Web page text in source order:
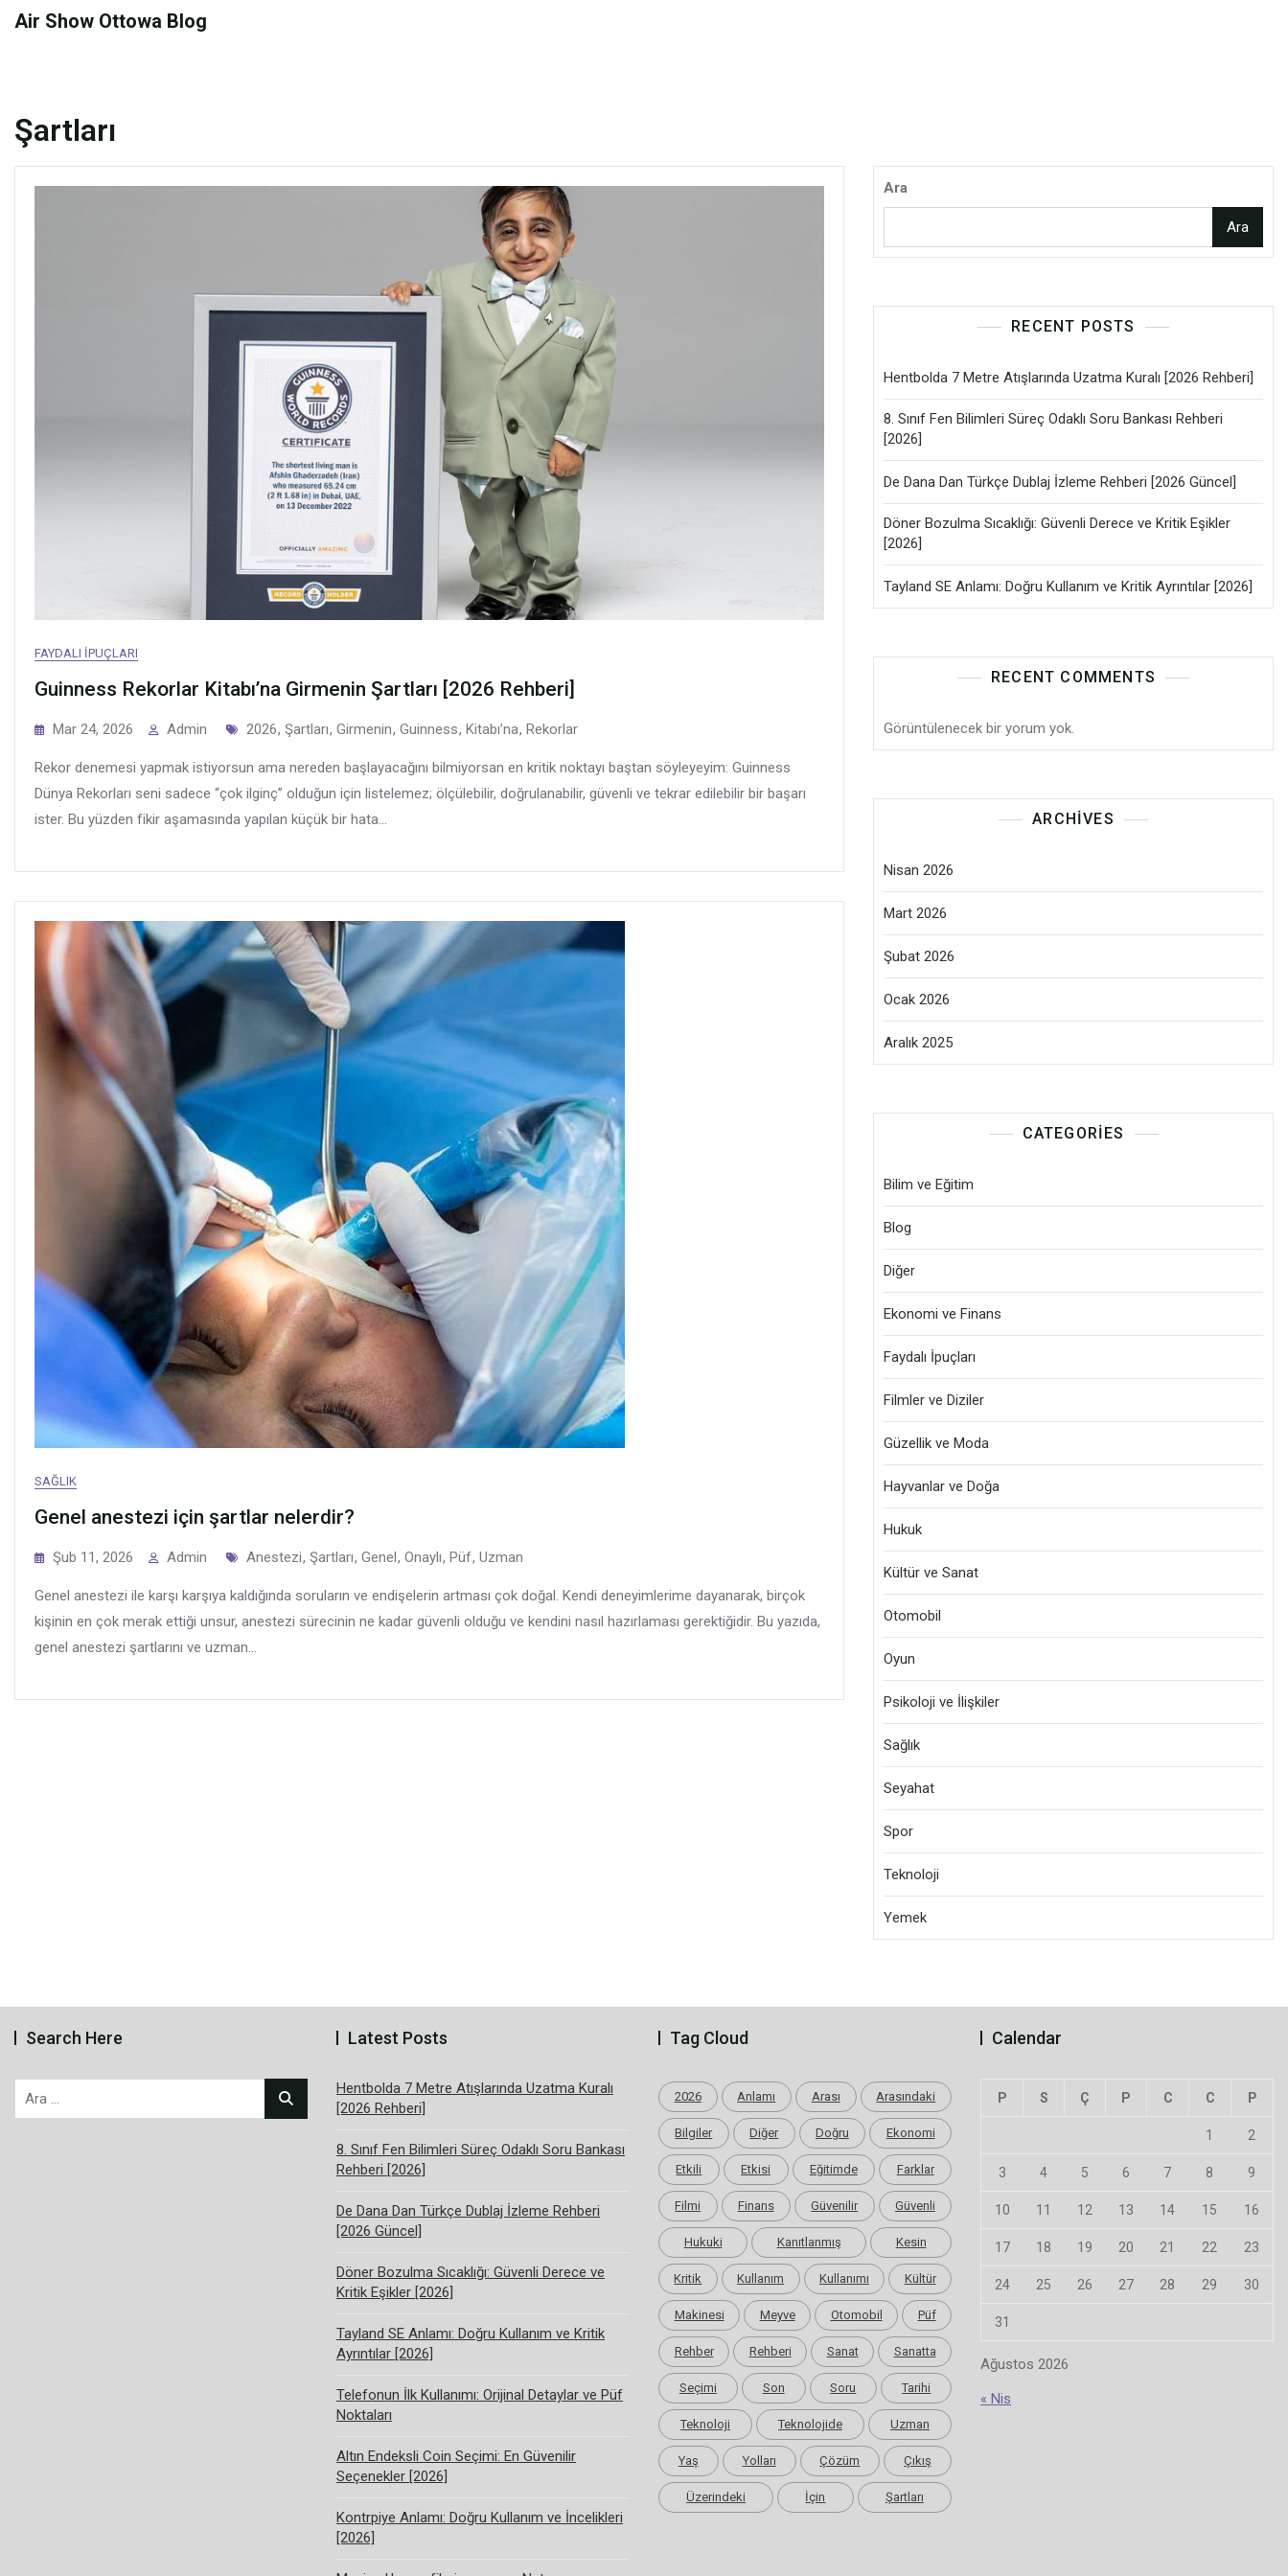
SkipAir Show Ottowa Blog
Şartları
FAYDALI İPUÇLARI
Guinness Rekorlar Kitabı’na Girmenin Şartları [2026 Rehberi]
Mar 24, 2026 Admin Tags
2026, Şartları, Girmenin, Guinness, Kitabı’na, Rekorlar
Rekor denemesi yapmak istiyorsun ama nereden başlayacağını bilmiyorsan en kritik noktayı baştan söyleyeyim: Guinness
Dünya Rekorları seni sadece “çok ilginç” olduğun için listelemez; ölçülebilir, doğrulanabilir, güvenli ve tekrar edilebilir bir başarı
ister. Bu yüzden fikir aşamasında yapılan küçük bir hata...
SAĞLIK
Genel anestezi için şartlar nelerdir?
Şub 11, 2026 Admin Tags
Anestezi, Şartları, Genel, Onaylı, Püf, Uzman
Genel anestezi ile karşı karşıya kaldığında soruların ve endişelerin artması çok doğal. Kendi deneyimlerime dayanarak, birçok
kişinin en çok merak ettiği unsur, anestezi sürecinin ne kadar güvenli olduğu ve kendini nasıl hazırlaması gerektiğidir. Bu yazıda,
genel anestezi şartlarını ve uzman...
Ara
Ara
RECENT POSTS
Hentbolda 7 Metre Atışlarında Uzatma Kuralı [2026 Rehberi]
8. Sınıf Fen Bilimleri Süreç Odaklı Soru Bankası Rehberi
[2026]
De Dana Dan Türkçe Dublaj İzleme Rehberi [2026 Güncel]
Döner Bozulma Sıcaklığı: Güvenli Derece ve Kritik Eşikler
[2026]
Tayland SE Anlamı: Doğru Kullanım ve Kritik Ayrıntılar [2026]
RECENT COMMENTS
Görüntülenecek bir yorum yok.
ARCHIVES
Nisan 2026
Mart 2026
Şubat 2026
Ocak 2026
Aralık 2025
CATEGORIES
Bilim ve Eğitim
Blog
Diğer
Ekonomi ve Finans
Faydalı İpuçları
Filmler ve Diziler
Güzellik ve Moda
Hayvanlar ve Doğa
Hukuk
Kültür ve Sanat
Otomobil
Oyun
Psikoloji ve İlişkiler
Sağlık
Seyahat
Spor
Teknoloji
Yemek
Search Here
Arama:
Latest Posts
Hentbolda 7 Metre Atışlarında Uzatma Kuralı
[2026 Rehberi]
8. Sınıf Fen Bilimleri Süreç Odaklı Soru Bankası
Rehberi [2026]
De Dana Dan Türkçe Dublaj İzleme Rehberi
[2026 Güncel]
Döner Bozulma Sıcaklığı: Güvenli Derece ve
Kritik Eşikler [2026]
Tayland SE Anlamı: Doğru Kullanım ve Kritik
Ayrıntılar [2026]
Telefonun İlk Kullanımı: Orijinal Detaylar ve Püf
Noktaları
Altın Endeksli Coin Seçimi: En Güvenilir
Seçenekler [2026]
Kontrpiye Anlamı: Doğru Kullanım ve İncelikleri
[2026]
Tag Cloud
2026 Anlamı Arası Arasındaki
Bilgiler Diğer Doğru Ekonomi
Etkili Etkisi Eğitimde Farklar
Filmi Finans Güvenilir Güvenli
Hukuki Kanıtlanmış Kesin
Kritik Kullanım Kullanımı Kültür
Makinesi Meyve Otomobil Püf
Rehber Rehberi Sanat Sanatta
Seçimi Son Soru Tarihi
Teknoloji Teknolojide Uzman
Yaş Yolları Çözüm Çıkış
Üzerindeki İçin Şartları
Calendar
Ağustos 2026
P S Ç P C C P
1 2
3 4 5 6 7 8 9
10 11 12 13 14 15 16
17 18 19 20 21 22 23
24 25 26 27 28 29 30
31
« Nis